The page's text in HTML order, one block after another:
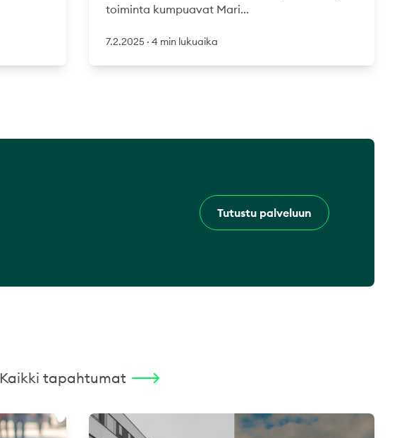
toiminta kumpuavat Mari...
7.2.2025 · 4 min lukuaika
Tutustu palveluun
Kaikki tapahtumat